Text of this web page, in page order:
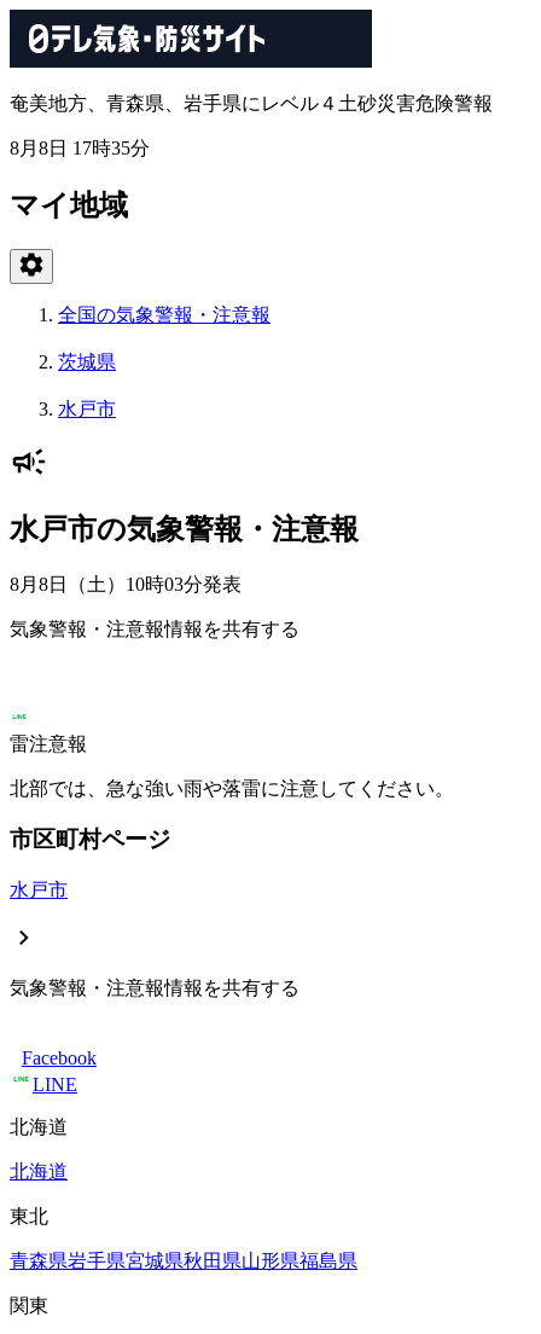
奄美地方、青森県、岩手県にレベル４土砂災害危険警報
8月8日 17時35分
マイ地域
全国の気象警報・注意報
茨城県
水戸市
水戸市の気象警報・注意報
8月8日（土）10時03分発表
気象警報・注意報情報を共有する
雷注意報
北部では、急な強い雨や落雷に注意してください。
市区町村ページ
水戸市
気象警報・注意報情報を共有する
Facebook
LINE
北海道
北海道
東北
青森県岩手県宮城県秋田県山形県福島県
関東